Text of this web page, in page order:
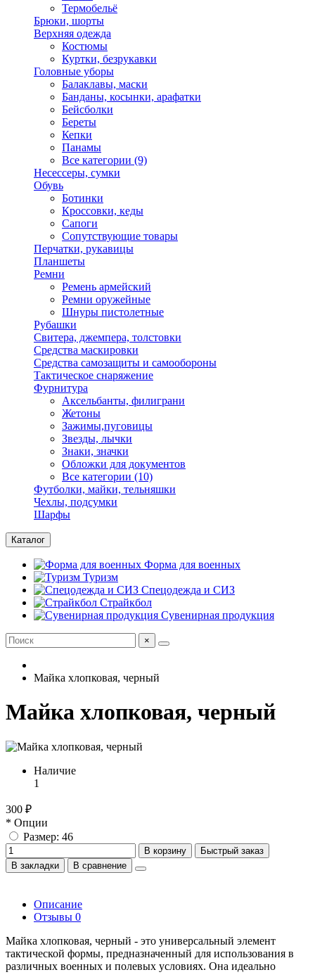
Термобельё
Брюки, шорты
Верхняя одежда
Костюмы
Куртки, безрукавки
Головные уборы
Балаклавы, маски
Банданы, косынки, арафатки
Бейсболки
Береты
Кепки
Панамы
Все категории (9)
Несессеры, сумки
Обувь
Ботинки
Кроссовки, кеды
Сапоги
Сопутствующие товары
Перчатки, рукавицы
Планшеты
Ремни
Ремень армейский
Ремни оружейные
Шнуры пистолетные
Рубашки
Свитера, джемпера, толстовки
Средства маскировки
Средства самозащиты и самообороны
Тактическое снаряжение
Фурнитура
Аксельбанты, филиграни
Жетоны
Зажимы,пуговицы
Звезды, лычки
Знаки, значки
Обложки для документов
Все категории (10)
Футболки, майки, тельняшки
Чехлы, подсумки
Шарфы
Каталог
Форма для военных
Туризм
Спецодежда и СИЗ
Страйкбол
Сувенирная продукция
×
Майка хлопковая, черный
Майка хлопковая, черный
Наличие
1
300 ₽
* Опции
Размер: 46
В корзину
Быстрый заказ
В закладки
В сравнение
Описание
Отзывы 0
Майка хлопковая, черный - это универсальный элемент
тактической формы, предназначенный для использования в
различных военных и полевых условиях. Она идеально